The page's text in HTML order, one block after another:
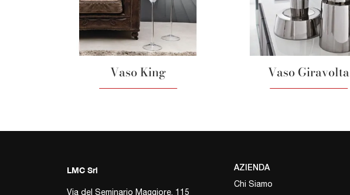
Vaso King Vaso Giravolta
LMC Srl
Via del Seminario Maggiore, 115
AZIENDA
Chi Siamo